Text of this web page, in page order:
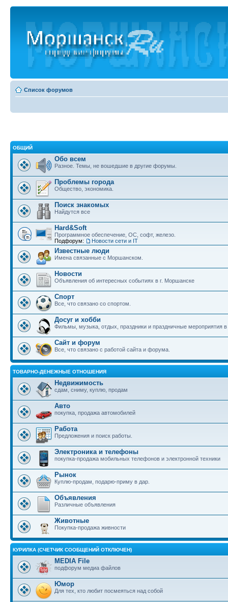
Список форумов
ОБЩИЙ
Обо всем
Разное. Темы, не вошедшие в другие форумы.
Проблемы города
Общество, экономика.
Поиск знакомых
Найдутся все
Hard&Soft
Программное обеспечение, ОС, софт, железо.
Подфорум:
Новости сети и IT
Известные люди
Имена связанные с Моршанском.
Новости
Объявления об интересных событиях в г. Моршанске
Спорт
Все, что связано со спортом.
Досуг и хобби
Фильмы, музыка, отдых, праздники и праздничные мероприятия
Сайт и форум
Все, что связано с работой сайта и форума.
ТОВАРНО-ДЕНЕЖНЫЕ ОТНОШЕНИЯ
Недвижимость
сдам, сниму, куплю, продам
Авто
покупка, продажа автомобилей
Работа
Предложения и поиск работы.
Электроника и телефоны
покупка-продажа мобильных телефонов и электронной техники
Рынок
Куплю-продам, подарю-приму в дар.
Объявления
Различные объявления
Животные
Покупка-продажа живности
КУРИЛКА (СЧЕТЧИК СООБЩЕНИЙ ОТКЛЮЧЕН)
MEDIA File
подфорум медиа файлов
Юмор
Для тех, кто любит посмеяться над собой